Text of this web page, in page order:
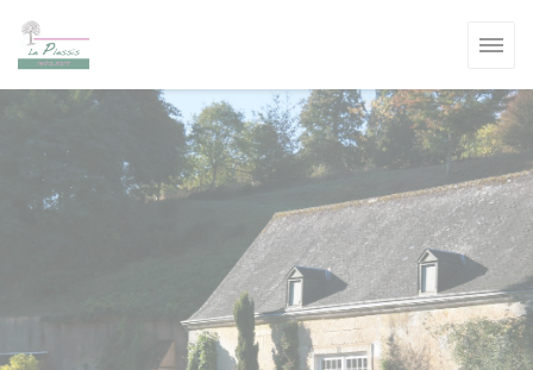
VENTANA))